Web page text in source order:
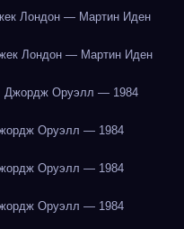
Лондон — Мартин Иден
Лондон — Мартин Иден
Джордж Оруэлл — 1984
Оруэлл — 1984
Оруэлл — 1984
Оруэлл — 1984